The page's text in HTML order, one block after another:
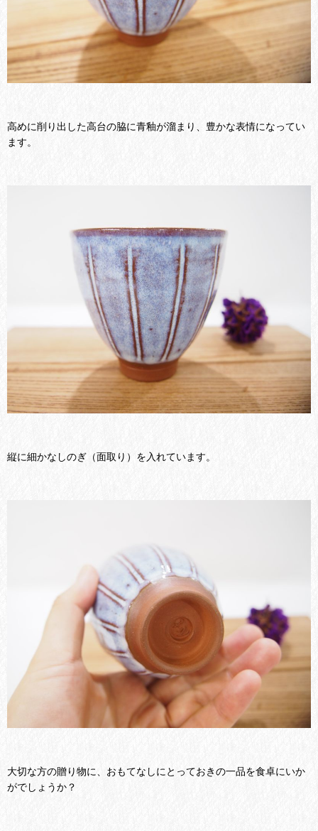
高めに削り出した高台の脇に青釉が溜まり、豊かな表情になってい
ます。
縦に細かなしのぎ（面取り）を入れています。
大切な方の贈り物に、おもてなしにとっておきの一品を食卓にいか
がでしょうか？